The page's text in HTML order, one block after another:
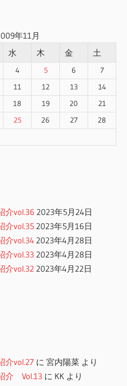
年11月
水 木 金 土
4 5 6
7
11 12 13
14
18 19 20
21
25 26 27
28
介vol.36 2023年5月24日
介vol.35 2023年5月16日
介vol.34 2023年4月28日
介vol.33 2023年4月28日
介vol.32 2023年4月22日
介vol.27 に宮内陽菜 より
介 Vol.13 に KK より